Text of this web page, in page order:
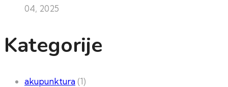
04, 2025
Kategorije
akupunktura(1)